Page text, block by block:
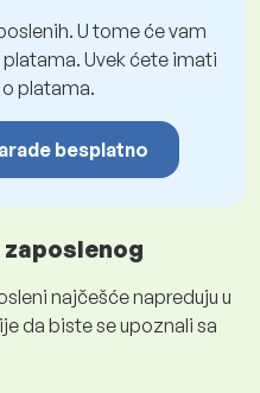
U tome će vam
Uvek ćete imati
platama.
besplatno
najčešće napreduju u
da biste se upoznali sa